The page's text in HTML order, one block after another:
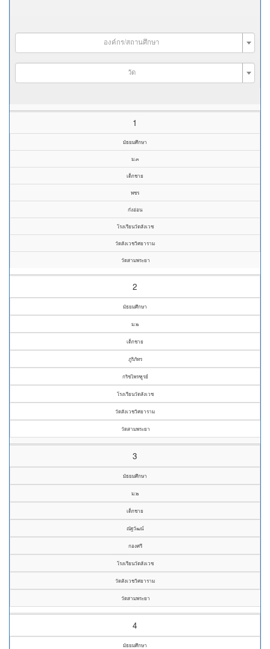
องค์กร/สถานศึกษา
วัด
1
มัธยมศึกษา
ม.๓
เด็กชาย
พชร
ก๋งอ่อน
โรงเรียนวัดสังเวช
วัดสังเวชวิศยาราม
วัดสามพระยา
2
มัธยมศึกษา
ม.๒
เด็กชาย
ภูริภัทร
กริชไพรฑูรย์
โรงเรียนวัดสังเวช
วัดสังเวชวิศยาราม
วัดสามพระยา
3
มัธยมศึกษา
ม.๒
เด็กชาย
ณัฐวัฒน์
กองศรี
โรงเรียนวัดสังเวช
วัดสังเวชวิศยาราม
วัดสามพระยา
4
มัธยมศึกษา